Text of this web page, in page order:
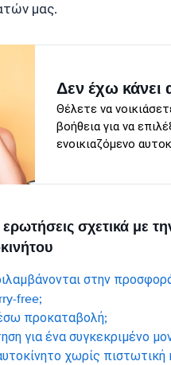
μας.
Δεν έχω κάνει
Θέλετε να
βοήθεια για να
ενοικιαζόμενο
σχετικά με
στην
free;
προκαταβολή;
για ένα συγκεκριμένο
χωρίς πιστωτική